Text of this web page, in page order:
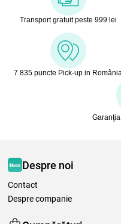
Transport gratuit peste 999 lei
7 835 puncte Pick-up in
Despre noi
Contact
Despre companie